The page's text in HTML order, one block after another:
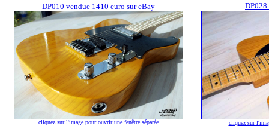
DP010 vendue 1410 euro sur eBay
cliquez sur l'image pour ouvrir une fenêtre séparée
DP028
cliquez sur